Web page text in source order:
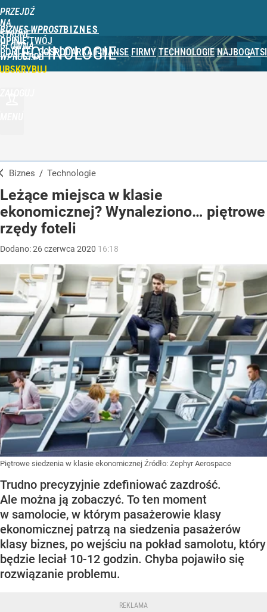
PRZEJDŹ
NA
STRONĘ
GŁÓWNĄ
WPROST.PL
BIZNES WPROST
OPINIE TWÓJ
PORTFEL GOSPODARKA FINANSE FIRMY TECHNOLOGIE NAJBOGATSI
TECHNOLOGIE
Biznes / Technologie
Leżące miejsca w klasie
ekonomicznej? Wynaleziono… piętrowe
rzędy foteli
Dodano:26czerwca 2020 16:18
Piętrowe siedzenia w klasie ekonomicznej Źródło: Zephyr Aerospace
Trudno precyzyjnie zdefiniować zazdrość.
Ale można ją zobaczyć. To ten moment
w samolocie, w którym pasażerowie klasy
ekonomicznej patrzą na siedzenia pasażerów
klasy biznes, po wejściu na pokład samolotu, który
będzie leciał 10-12 godzin. Chyba pojawiło się
rozwiązanie problemu.